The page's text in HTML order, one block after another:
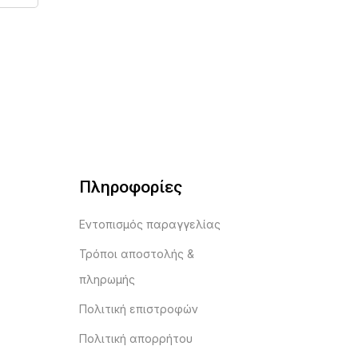
Πληροφορίες
Εντοπισμός παραγγελίας
Τρόποι αποστολής &
πληρωμής
Πολιτική επιστροφών
Πολιτική απορρήτου